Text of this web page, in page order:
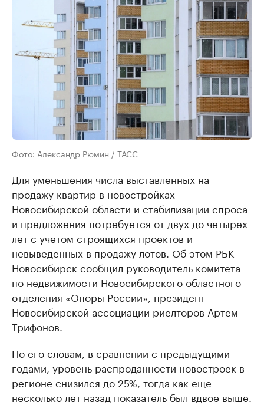
Фото: Александр Рюмин / ТАСС
Для уменьшения числа выставленных на
продажу квартир в новостройках
Новосибирской области и стабилизации спроса
и предложения потребуется от двух до четырех
лет с учетом строящихся проектов и
невыведенных в продажу лотов. Об этом РБК
Новосибирск сообщил руководитель комитета
по недвижимости Новосибирского областного
отделения «Опоры России», президент
Новосибирской ассоциации риелторов Артем
Трифонов.
По его словам, в сравнении с предыдущими
годами, уровень распроданности новостроек в
регионе снизился до 25%, тогда как еще
несколько лет назад показатель был вдвое выше.